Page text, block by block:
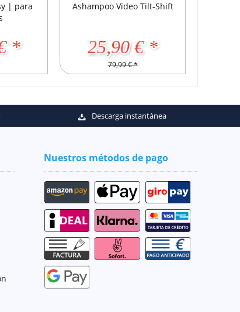
| para
*
Ashampoo Video Tilt-Shift
25,90 € *
79,99 € *
Descarga instantánea
Nuestros métodos de pago